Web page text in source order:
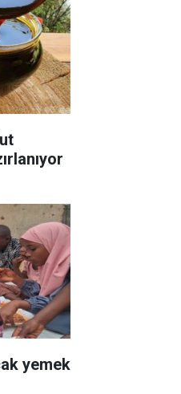
yemek